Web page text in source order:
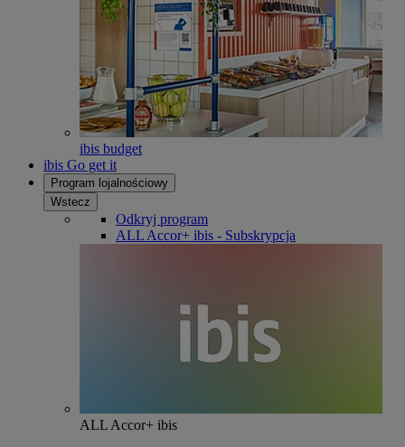
ibis budget
ibis Go get it
Program lojalnościowy
Wstecz
Odkryj program
ALL Accor+ ibis - Subskrypcja
ALL Accor+ ibis